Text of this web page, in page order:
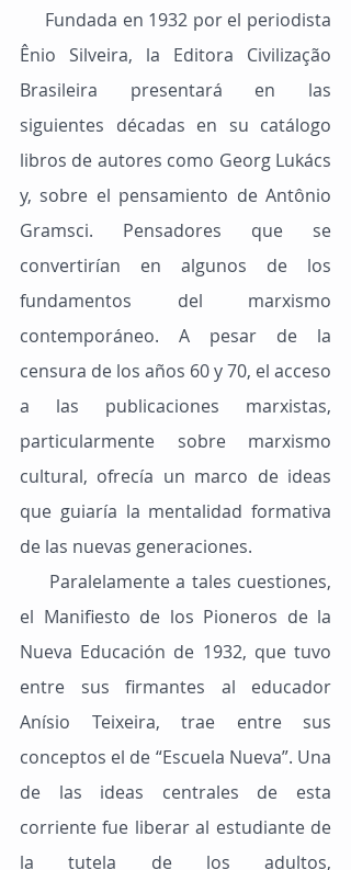
Ênio Silveira, la Editora Civilização
Brasileira presentará en las
siguientes décadas en su catálogo
libros de autores como Georg Lukács
y, sobre el pensamiento de Antônio
Gramsci. Pensadores que se
convertirían en algunos de los
fundamentos del marxismo
contemporáneo. A pesar de la
censura de los años 60 y 70, el acceso
a las publicaciones marxistas,
particularmente sobre marxismo
cultural, ofrecía un marco de ideas
que guiaría la mentalidad formativa
de las nuevas generaciones.
el Manifiesto de los Pioneros de la
Nueva Educación de 1932, que tuvo
entre sus firmantes al educador
Anísio Teixeira, trae entre sus
conceptos el de “Escuela Nueva”. Una
de las ideas centrales de esta
corriente fue liberar al estudiante de
la tutela de los adultos,